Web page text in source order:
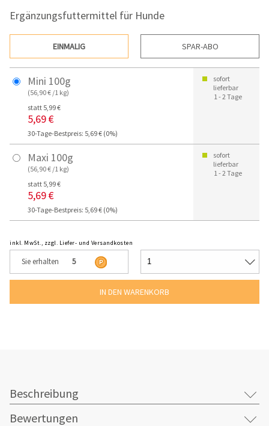
Ergänzungsfuttermittel für Hunde
EINMALIG SPAR-ABO
Mini 100g
(56,90 € /1 kg)
statt 5,99 €
5,69 €
30-Tage-Bestpreis: 5,69 € (0%)
sofort
lieferbar
1 - 2 Tage
Maxi 100g
(56,90 € /1 kg)
statt 5,99 €
5,69 €
30-Tage-Bestpreis: 5,69 € (0%)
sofort
lieferbar
1 - 2 Tage
inkl. MwSt., zzgl. Liefer- und Versandkosten
Sie erhalten 5
Beschreibung
Bewertungen